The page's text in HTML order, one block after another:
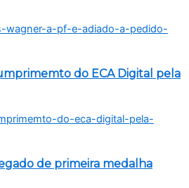
do ECA Digital pela
de primeira medalha